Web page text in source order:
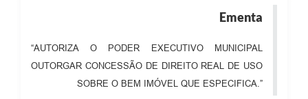
Ementa
“AUTORIZA O PODER EXECUTIVO MUNICIPAL
OUTORGAR CONCESSÃO DE DIREITO REAL DE USO
SOBRE O BEM IMÓVEL QUE ESPECIFICA.”